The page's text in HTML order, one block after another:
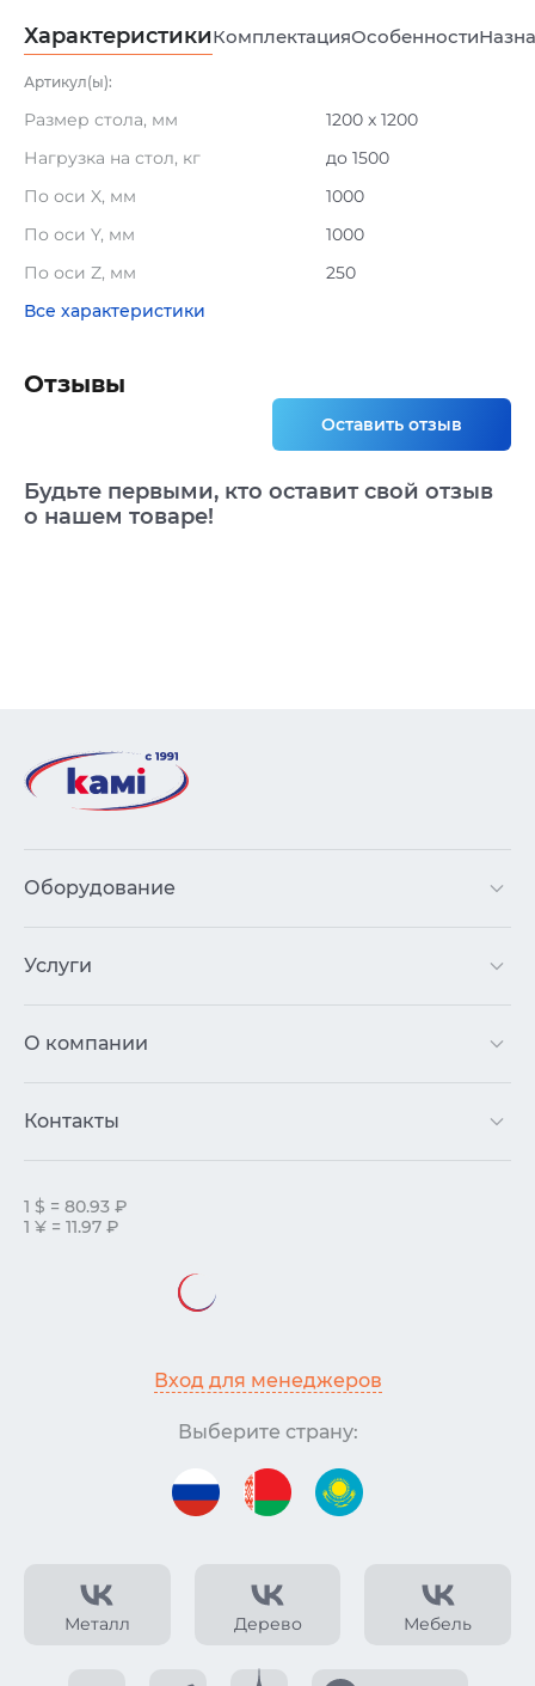
ХарактеристикиКомплектацияОсобенности
Артикул(ы):
Размер стола, мм
1200 x 1200
Нагрузка на стол, кг
до 1500
По оси X, мм
1000
По оси Y, мм
1000
По оси Z, мм
250
Все характеристики
Отзывы
Оставить отзыв
Будьте первыми, кто оставит свой отзыв
о нашем товаре!
Металл Дерево Мебель
Оборудование
Услуги
О компании
Контакты
1 $ = 80.93 ₽
1 ¥ = 11.97 ₽
Вход для менеджеров
Выберите страну: